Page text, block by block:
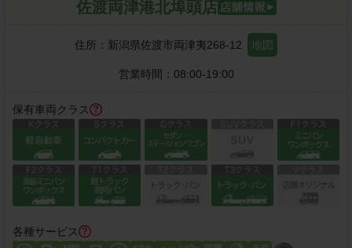
佐渡両津港北埠頭店
住所： 新潟県佐渡市両津夷268-12 地図
営業時間： 08:00-19:00
保有車両クラス
各種サービス